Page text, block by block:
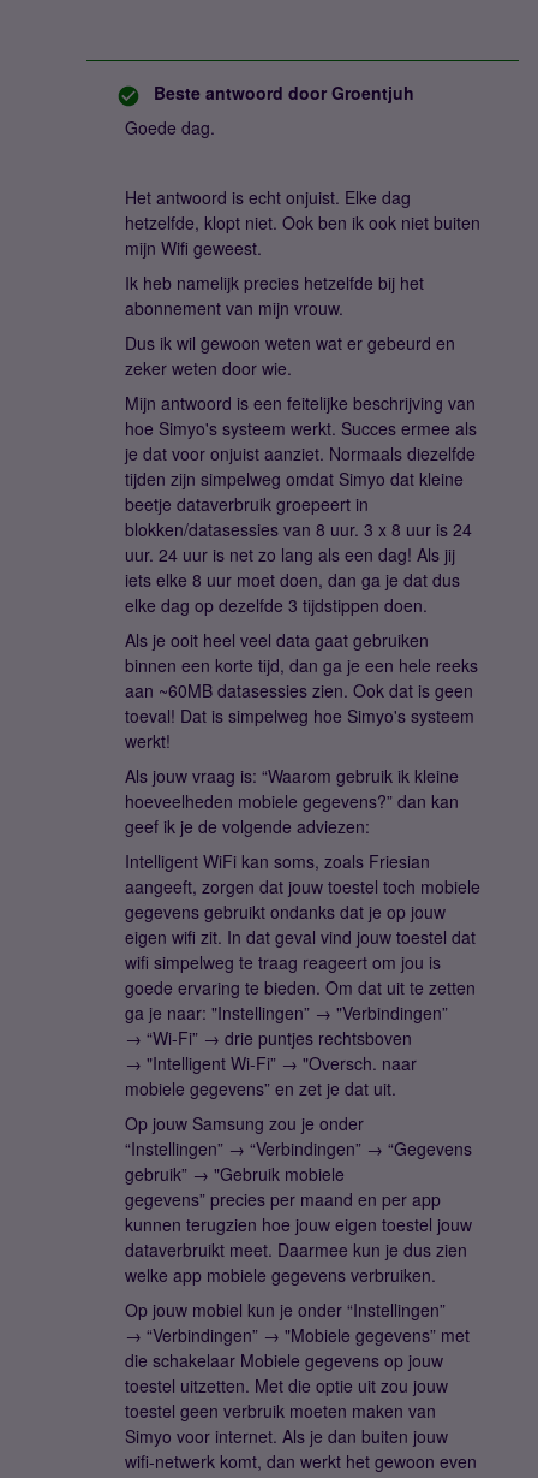
Beste antwoord door Groentjuh
Goede dag.
Het antwoord is echt onjuist. Elke dag
hetzelfde, klopt niet. Ook ben ik ook niet buiten
mijn Wifi geweest.
Ik heb namelijk precies hetzelfde bij het
abonnement van mijn vrouw.
Dus ik wil gewoon weten wat er gebeurd en
zeker weten door wie.
Mijn antwoord is een feitelijke beschrijving van
hoe Simyo's systeem werkt. Succes ermee als
je dat voor onjuist aanziet. Normaals diezelfde
tijden zijn simpelweg omdat Simyo dat kleine
beetje dataverbruik groepeert in
blokken/datasessies van 8 uur. 3 x 8 uur is 24
uur. 24 uur is net zo lang als een dag! Als jij
iets elke 8 uur moet doen, dan ga je dat dus
elke dag op dezelfde 3 tijdstippen doen.
Als je ooit heel veel data gaat gebruiken
binnen een korte tijd, dan ga je een hele reeks
aan ~60MB datasessies zien. Ook dat is geen
toeval! Dat is simpelweg hoe Simyo's systeem
werkt!
Als jouw vraag is: “Waarom gebruik ik kleine
hoeveelheden mobiele gegevens?” dan kan
geef ik je de volgende adviezen:
Intelligent WiFi kan soms, zoals Friesian
aangeeft, zorgen dat jouw toestel toch mobiele
gegevens gebruikt ondanks dat je op jouw
eigen wifi zit. In dat geval vind jouw toestel dat
wifi simpelweg te traag reageert om jou is
goede ervaring te bieden. Om dat uit te zetten
ga je naar: "Instellingen” → "Verbindingen”
→ “Wi-Fi” → drie puntjes rechtsboven
→ "Intelligent Wi-Fi” → "Oversch. naar
mobiele gegevens” en zet je dat uit.
Op jouw Samsung zou je onder
“Instellingen” → “Verbindingen” → “Gegevens
gebruik” → "Gebruik mobiele
gegevens” precies per maand en per app
kunnen terugzien hoe jouw eigen toestel jouw
dataverbruikt meet. Daarmee kun je dus zien
welke app mobiele gegevens verbruiken.
Op jouw mobiel kun je onder “Instellingen”
→ “Verbindingen” → "Mobiele gegevens” met
die schakelaar Mobiele gegevens op jouw
toestel uitzetten. Met die optie uit zou jouw
toestel geen verbruik moeten maken van
Simyo voor internet. Als je dan buiten jouw
wifi-netwerk komt, dan werkt het gewoon even